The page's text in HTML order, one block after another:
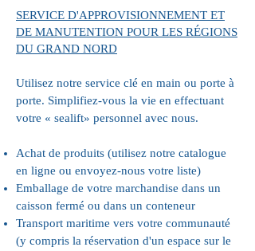
SERVICE D'APPROVISIONNEMENT ET
DE MANUTENTION POUR LES RÉGIONS
DU GRAND NORD
Utilisez notre service clé en main ou porte à
porte. Simplifiez-vous la vie en effectuant
votre « sealift» personnel avec nous.
Achat de produits (utilisez notre catalogue
en ligne ou envoyez-nous votre liste)
Emballage de votre marchandise dans un
caisson fermé ou dans un conteneur
Transport maritime vers votre communauté
(y compris la réservation d'un espace sur le